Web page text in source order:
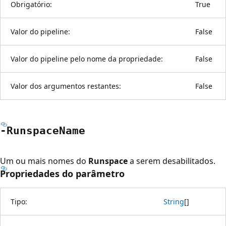
Obrigatório: True
Valor do pipeline: False
Valor do pipeline pelo nome da propriedade: False
Valor dos argumentos restantes: False
-RunspaceName
Um ou mais nomes do Runspacea serem desabilitados.
Propriedades do parâmetro
Tipo: String[]